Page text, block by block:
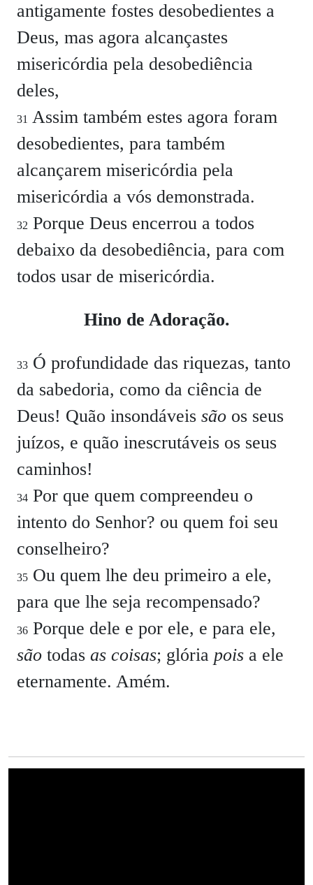
antigamente fostes desobedientes a
Deus, mas agora alcançastes
misericórdia pela desobediência
deles,
31 Assim também estes agora foram
desobedientes, para também
alcançarem misericórdia pela
misericórdia a vós demonstrada.
32 Porque Deus encerrou a todos
debaixo da desobediência, para com
todos usar de misericórdia.
Hino de Adoração.
33 Ó profundidade das riquezas, tanto
da sabedoria, como da ciência de
Deus! Quão insondáveis são os seus
juízos, e quão inescrutáveis os seus
caminhos!
34 Por que quem compreendeu o
intento do Senhor? ou quem foi seu
conselheiro?
35 Ou quem lhe deu primeiro a ele,
para que lhe seja recompensado?
36 Porque dele e por ele, e para ele,
são todas as coisas; glória pois a ele
eternamente. Amém.